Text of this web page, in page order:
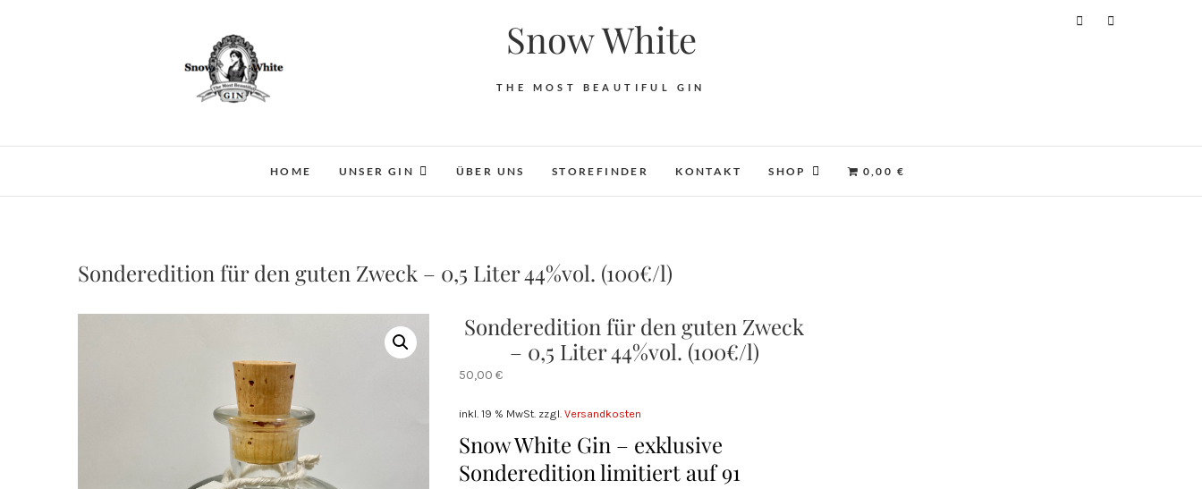
Snow White
THE MOST BEAUTIFUL GIN
HOME UNSER GIN ÜBER UNS STOREFINDER KONTAKT SHOP 0,00 €
Sonderedition für den guten Zweck – 0,5 Liter 44%vol. (100€/l)
Sonderedition für den guten Zweck
– 0,5 Liter 44%vol. (100€/l)
50,00 €
inkl. 19 % MwSt. zzgl. Versandkosten
Snow White Gin – exklusive
Sonderedition limitiert auf 91